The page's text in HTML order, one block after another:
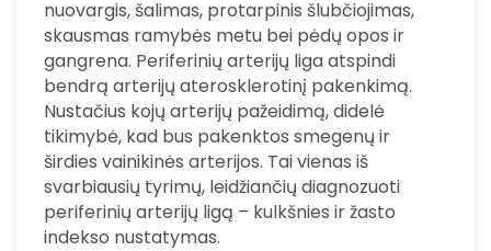
nuovargis, šalimas, protarpinis šlubčiojimas,
skausmas ramybės metu bei pėdų opos ir
gangrena. Periferinių arterijų liga atspindi
bendrą arterijų aterosklerotinį pakenkimą.
Nustačius kojų arterijų pažeidimą, didelė
tikimybė, kad bus pakenktos smegenų ir
širdies vainikinės arterijos. Tai vienas iš
svarbiausių tyrimų, leidžiančių diagnozuoti
periferinių arterijų ligą – kulkšnies ir žasto
indekso nustatymas.